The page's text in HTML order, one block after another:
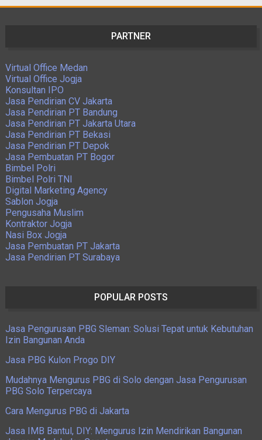
PARTNER
Virtual Office Medan
Virtual Office Jogja
Konsultan IPO
Jasa Pendirian CV Jakarta
Jasa Pendirian PT Bandung
Jasa Pendirian PT Jakarta Utara
Jasa Pendirian PT Bekasi
Jasa Pendirian PT Depok
Jasa Pembuatan PT Bogor
Bimbel Polri
Bimbel Polri TNI
Digital Marketing Agency
Sablon Jogja
Pengusaha Muslim
Kontraktor Jogja
Nasi Box Jogja
Jasa Pembuatan PT Jakarta
Jasa Pendirian PT Surabaya
POPULAR POSTS
Jasa Pengurusan PBG Sleman: Solusi Tepat untuk Kebutuhan
Izin Bangunan Anda
Jasa PBG Kulon Progo DIY
Mudahnya Mengurus PBG di Solo dengan Jasa Pengurusan
PBG Solo Terpercaya
Cara Mengurus PBG di Jakarta
Jasa IMB Bantul, DIY: Mengurus Izin Mendirikan Bangunan